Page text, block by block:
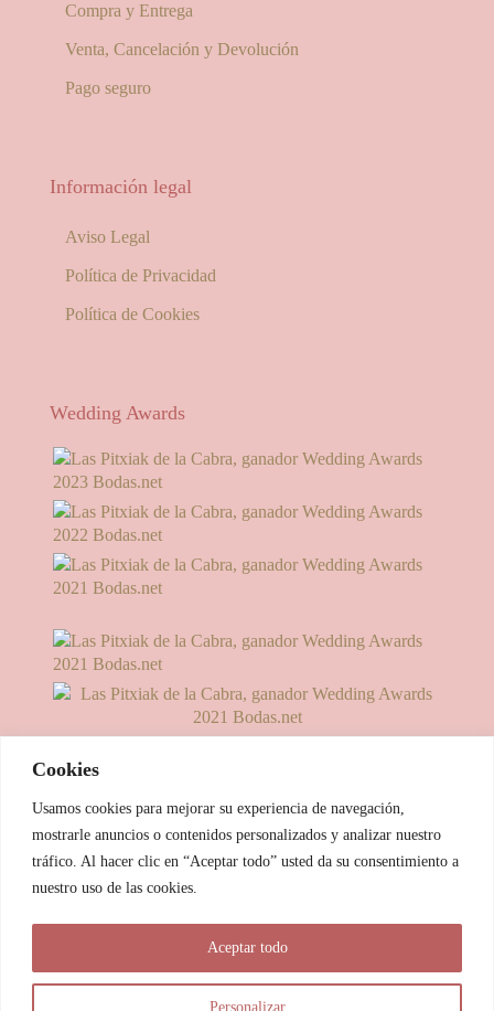
Cookies
Usamos cookies para mejorar su experiencia de navegación,
mostrarle anuncios o contenidos personalizados y analizar nuestro
tráfico. Al hacer clic en “Aceptar todo” usted da su consentimiento a
nuestro uso de las cookies.
Personalizar
Aceptar todo
Compra y Entrega
Venta, Cancelación y Devolución
Pago seguro
Información legal
Aviso Legal
Política de Privacidad
Política de Cookies
Wedding Awards
© 2025 Las Pitxiak de la Cabra
María Temprano Sanjurjo | C/ Río Aliste nº 2B, 49190, Morales
del Vino - Zamora